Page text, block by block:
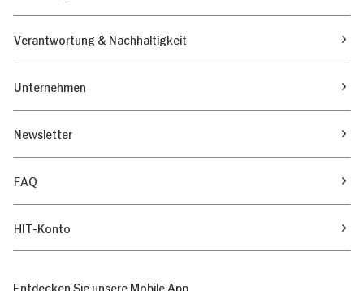
Verantwortung & Nachhaltigkeit
Unternehmen
Newsletter
FAQ
HIT-Konto
Entdecken Sie unsere Mobile App